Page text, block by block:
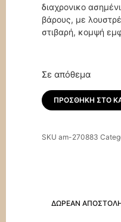
διαχρονικο
βάρους, με
στιβαρή, κομψή
Σε απόθεμα
Ασημένια
925
ανδρική
λαιμού
8.8
ΠΡΟΣΘΉΚΗ ΣΤΟ
SKU am-270883
ΔΩΡΕΑΝ